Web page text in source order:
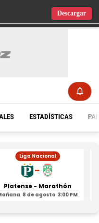
Descargar
ESTADÍSTICAS
Liga Nacional
-
Platense - Marathón
8 de agosto 3:00 PM